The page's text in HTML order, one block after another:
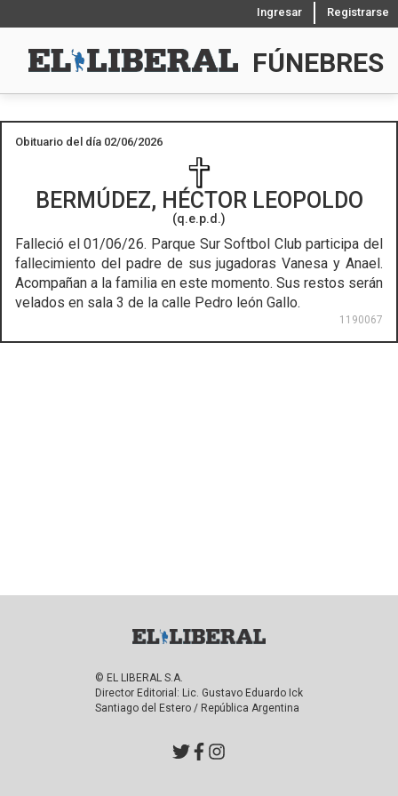
Ingresar Registrarse
FÚNEBRES
Obituario del día 02/06/2026
BERMÚDEZ, HÉCTOR LEOPOLDO
(q.e.p.d.)
Falleció el 01/06/26. Parque Sur Softbol Club participa del
fallecimiento del padre de sus jugadoras Vanesa y Anael.
Acompañan a la familia en este momento. Sus restos serán
velados en sala 3 de la calle Pedro león Gallo.
1190067
© EL LIBERAL S.A.
Director Editorial: Lic. Gustavo Eduardo Ick
Santiago del Estero / República Argentina